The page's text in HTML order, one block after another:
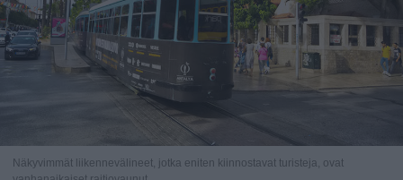
Näkyvimmät liikennevälineet, jotka eniten kiinnostavat turisteja, ovat